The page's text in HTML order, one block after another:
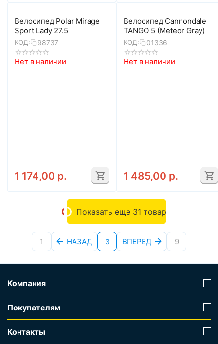
Велосипед Polar Mirage
Sport Lady 27.5
КОД: 98737
Нет в наличии
1 174,00 р.
Велосипед Cannondale
TANGO 5 (Meteor Gray)
КОД: 01336
Нет в наличии
1 485,00 р.
Показать еще 31 товар
1 НАЗАД 3 ВПЕРЕД 9
Компания
Покупателям
Контакты